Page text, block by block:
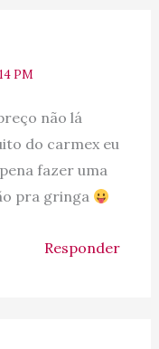
PM
não lá
do carmex eu
fazer uma
pra gringa
Responder